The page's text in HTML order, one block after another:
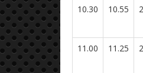
10.30 10.55
11.00 11.25